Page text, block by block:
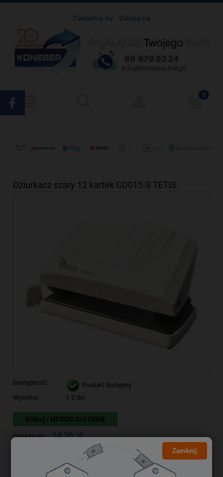
Zarejestruj się Zaloguj się
Dziurkacz szary 12 kartek GD015-S TETIS
Dostępność:
Produkt dostępny
Wysyłka:
1-2 dni
Kliknij i NEGOCJUJ CENĘ
Cena brutto: 14,36 zł
Zamknij